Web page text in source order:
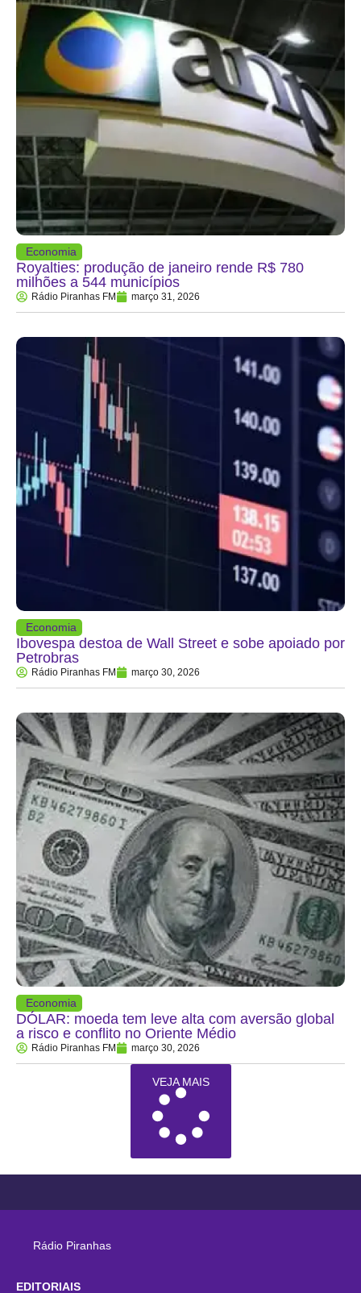
Economia
Royalties: produção de janeiro rende R$ 780
milhões a 544 municípios
Rádio Piranhas FM março 31, 2026
Economia
Ibovespa destoa de Wall Street e sobe apoiado por
Petrobras
Rádio Piranhas FM março 30, 2026
Economia
DÓLAR: moeda tem leve alta com aversão global
a risco e conflito no Oriente Médio
Rádio Piranhas FM março 30, 2026
VEJA MAIS
Rádio Piranhas
EDITORIAIS